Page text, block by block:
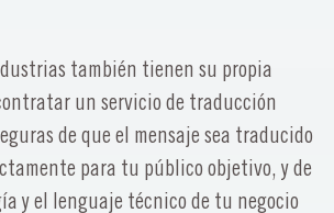
también tienen su propia
un servicio de traducción
de que el mensaje sea traducido
para tu público objetivo, y de
y el lenguaje técnico de tu negocio